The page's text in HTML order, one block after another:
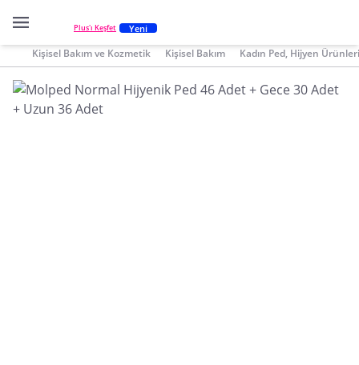
Plus'ı Keşfet Yeni
Kişisel Bakım ve Kozmetik Kişisel Bakım Kadın Ped, Hijyen